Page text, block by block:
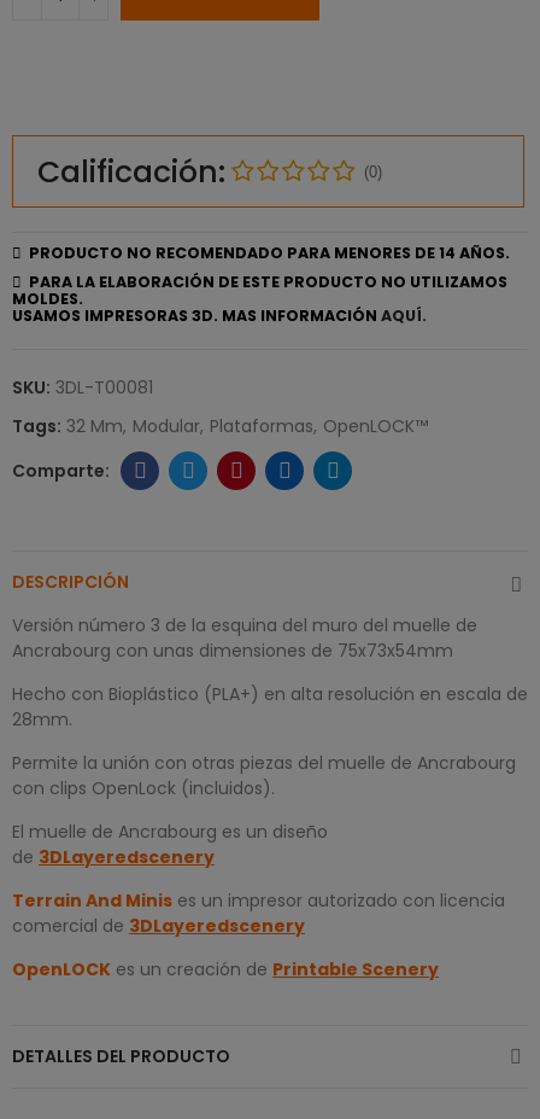
Calificación: (0)
PRODUCTO NO RECOMENDADO PARA MENORES DE 14 AÑOS.
PARA LA ELABORACIÓN DE ESTE PRODUCTO NO UTILIZAMOS
MOLDES.
USAMOS IMPRESORAS 3D. MAS INFORMACIÓN AQUÍ.
SKU: 3DL-T00081
Tags: 32 Mm Modular Plataformas OpenLOCK™
DESCRIPCIÓN
Versión número 3 de la esquina del muro del muelle de
Ancrabourg con unas dimensiones de 75x73x54mm
Hecho con Bioplástico (PLA+) en alta resolución en escala de
28mm.
Permite la unión con otras piezas del muelle de Ancrabourg
con clips OpenLock (incluidos).
El muelle de Ancrabourg es un diseño
de 3DLayeredscenery
Terrain And Minis es un impresor autorizado con licencia
comercial de 3DLayeredscenery
OpenLOCK es un creación de Printable Scenery
DETALLES DEL PRODUCTO